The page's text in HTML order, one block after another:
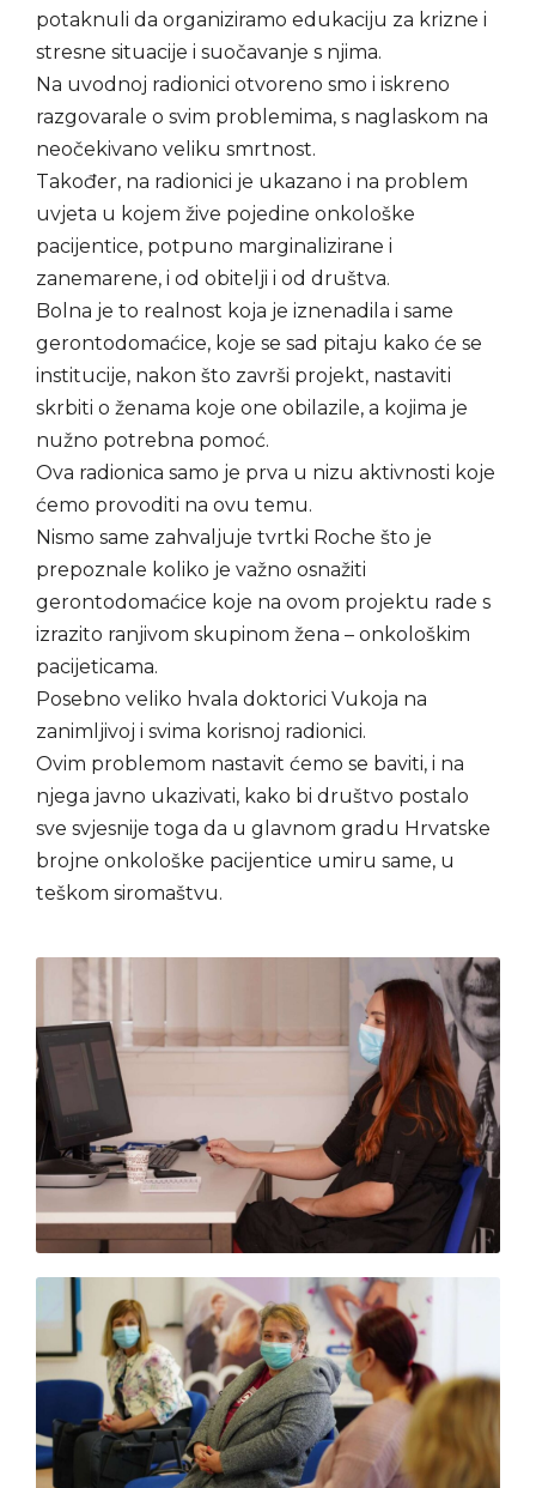
potaknuli da organiziramo edukaciju za krizne i
stresne situacije i suočavanje s njima.
Na uvodnoj radionici otvoreno smo i iskreno
razgovarale o svim problemima, s naglaskom na
neočekivano veliku smrtnost.
Također, na radionici je ukazano i na problem
uvjeta u kojem žive pojedine onkološke
pacijentice, potpuno marginalizirane i
zanemarene, i od obitelji i od društva.
Bolna je to realnost koja je iznenadila i same
gerontodomaćice, koje se sad pitaju kako će se
institucije, nakon što završi projekt, nastaviti
skrbiti o ženama koje one obilazile, a kojima je
nužno potrebna pomoć.
Ova radionica samo je prva u nizu aktivnosti koje
ćemo provoditi na ovu temu.
Nismo same zahvaljuje tvrtki Roche što je
prepoznale koliko je važno osnažiti
gerontodomaćice koje na ovom projektu rade s
izrazito ranjivom skupinom žena – onkološkim
pacijeticama.
Posebno veliko hvala doktorici Vukoja na
zanimljivoj i svima korisnoj radionici.
Ovim problemom nastavit ćemo se baviti, i na
njega javno ukazivati, kako bi društvo postalo
sve svjesnije toga da u glavnom gradu Hrvatske
brojne onkološke pacijentice umiru same, u
teškom siromaštvu.